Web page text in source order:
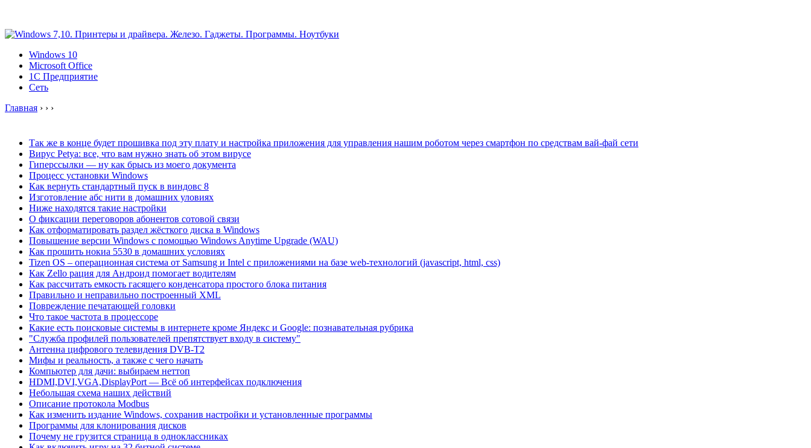
Windows 10
Microsoft Office
1C Предприятие
Сеть
Главная › › ›
Так же в конце будет прошивка под эту плату и настройка приложения для управления нашим роботом через смартфон по средствам вай-фай сети
Вирус Petya: все, что вам нужно знать об этом вирусе
Гиперссылки — ну как брысь из моего документа
Процесс установки Windows
Как вернуть стандартный пуск в виндовс 8
Изготовление абс нити в домашних уловиях
Ниже находятся такие настройки
О фиксации переговоров абонентов сотовой связи
Как отформатировать раздел жёсткого диска в Windows
Повышение версии Windows с помощью Windows Anytime Upgrade (WAU)
Как прошить нокиа 5530 в домашних условиях
Tizen OS – операционная система от Samsung и Intel c приложениями на базе web-технологий (javascript, html, css)
Как Zello рация для Андроид помогает водителям
Как рассчитать емкость гасящего конденсатора простого блока питания
Правильно и неправильно построенный XML
Повреждение печатающей головки
Что такое частота в процессоре
Какие есть поисковые системы в интернете кроме Яндекс и Google: познавательная рубрика
"Служба профилей пользователей препятствует входу в систему"
Антенна цифрового телевидения DVB-T2
Мифы и реальность, а также с чего начать
Компьютер для дачи: выбираем неттоп
HDMI,DVI,VGA,DisplayPort — Всё об интерфейсах подключения
Небольшая схема наших действий
Описание протокола Modbus
Как изменить издание Windows, сохранив настройки и установленные программы
Программы для клонирования дисков
Почему не грузится страница в одноклассниках